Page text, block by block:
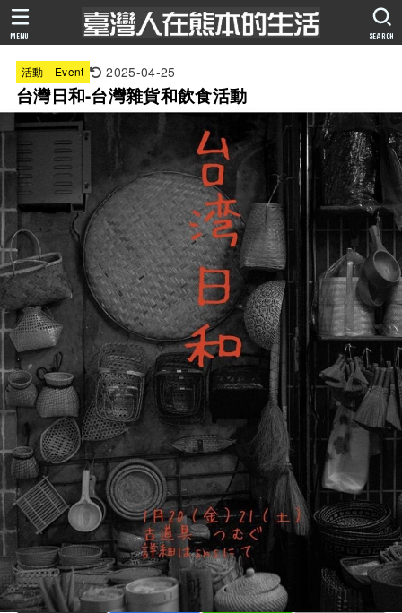
SEARCH
MENU
活動 Event 2025-04-25
台灣日和-台灣雜貨和飲食活動